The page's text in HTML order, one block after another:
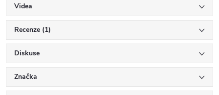
Videa
Recenze (1)
Diskuse
Značka